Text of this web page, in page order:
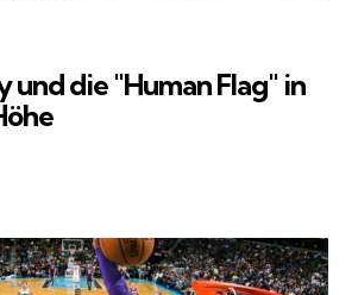
und die "Human Flag" in